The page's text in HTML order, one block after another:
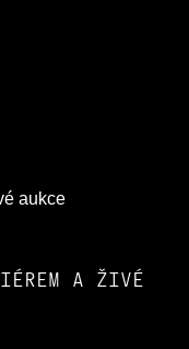
A ŽIVÉ